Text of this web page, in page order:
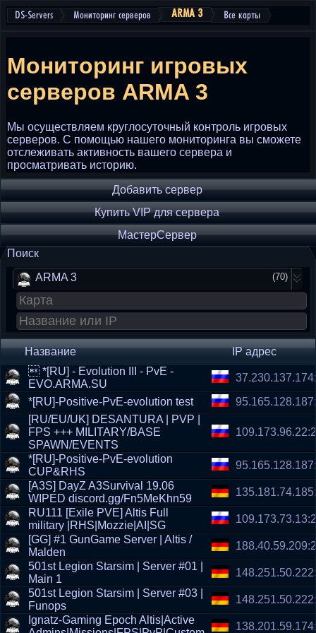
DS-Servers Мониторинг серверов ARMA 3 Все карты
Мониторинг игровых
серверов ARMA 3
Мы осуществляем круглосуточный контроль игровых
серверов. С помощью нашего мониторинга вы сможете
отслеживать активность вашего сервера и
просматривать историю.
Добавить сервер
Купить VIP для сервера
МастерСервер
Поиск
ARMA 3
(70)
Название
IP адрес
 *[RU] - Evolution III - PvE -
EVO.ARMA.SU
*[RU]-Positive-PvE-evolution test
[RU/EU/UK] DESANTURA | PVP |
FPS +++ MILITARY/BASE
SPAWN/EVENTS
*[RU]-Positive-PvE-evolution
CUP&RHS
[A3S] DayZ A3Survival 19.06
WIPED discord.gg/Fn5MeKhn59
RU111 [Exile PVE] Altis Full
military |RHS|Mozzie|AI|SG
[GG] #1 GunGame Server | Altis /
Malden
501st Legion Starsim | Server #01 |
Main 1
501st Legion Starsim | Server #03 |
Funops
Ignatz-Gaming Epoch Altis|Active